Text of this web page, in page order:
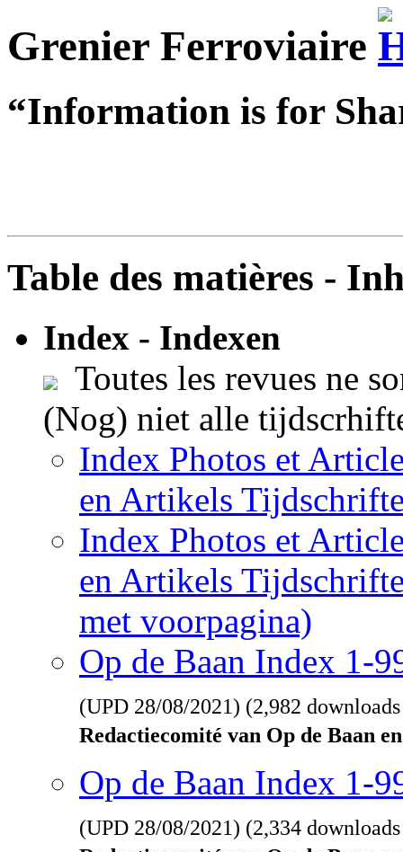
Grenier Ferroviaire
“Information is for
Table des matières -
Index - Indexen
Toutes les revues ne
(Nog) niet alle
Index Photos et
en Artikels
Index Photos et
en Artikels
met voorpagina)
Op de Baan Index 1-
(UPD 28/08/2021) (2,982
Redactiecomité van Op de Baan
Op de Baan Index 1-
(UPD 28/08/2021) (2,334